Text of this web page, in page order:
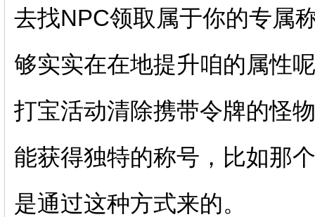
去找NPC领取属于你的专属
够实实在在地提升咱的属性
打宝活动清除携带令牌的怪
能获得独特的称号，比如那
是通过这种方式来的。